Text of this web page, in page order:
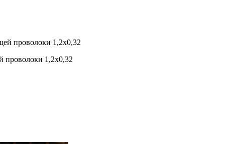
проволоки 1,2х0,32